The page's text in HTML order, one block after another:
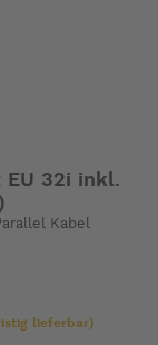
EU 32i inkl.
Kabel
lieferbar)